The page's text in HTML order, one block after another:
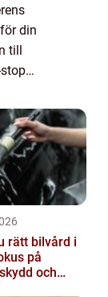
din
till
rätt bilvård i
och